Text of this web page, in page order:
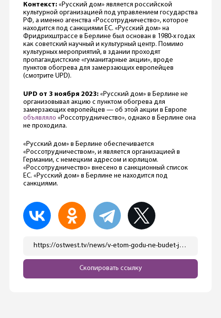
Контекст:«Русский дом» является российской
культурной организацией под управлением государства
РФ, а именно агенства «Россотрудничество», которое
находится под санкциями ЕС. «Русский дом» на
Фридрихштрассе в Берлине был основан в 1980-х годах
как советский научный и культурный центр. Помимо
культурных мероприятий, в здании проходят
пропагандистские «гуманитарные акции», вроде
пунктов обогрева для замерзающих европейцев
(смотрите UPD).
UPD от 3 ноября 2023:«Русский дом» в Берлине не
организовывал акцию с пунктом обогрева для
замерзающих европейцев — об этой акции в Европе
объявляло «Россотрудничество», однако в Берлине она
не проходила.
«Русский дом» в Берлине обеспечивается
«Россотрудничеством», и является организацией в
Германии, с немецким адресом и юрлицом.
«Россотрудничество» внесено в санкционный список
ЕС. «Русский дом» в Берлине не находится под
санкциями.
https://ostwest.tv/news/v-etom-godu-ne-budet-jolki-v-russkom-dome/
Скопировать ссылку